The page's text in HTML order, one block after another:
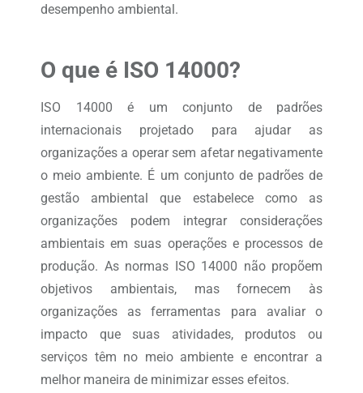
desempenho ambiental.
O que é ISO 14000?
ISO 14000 é um conjunto de padrões
internacionais projetado para ajudar as
organizações a operar sem afetar negativamente
o meio ambiente. É um conjunto de padrões de
gestão ambiental que estabelece como as
organizações podem integrar considerações
ambientais em suas operações e processos de
produção. As normas ISO 14000 não propõem
objetivos ambientais, mas fornecem às
organizações as ferramentas para avaliar o
impacto que suas atividades, produtos ou
serviços têm no meio ambiente e encontrar a
melhor maneira de minimizar esses efeitos.